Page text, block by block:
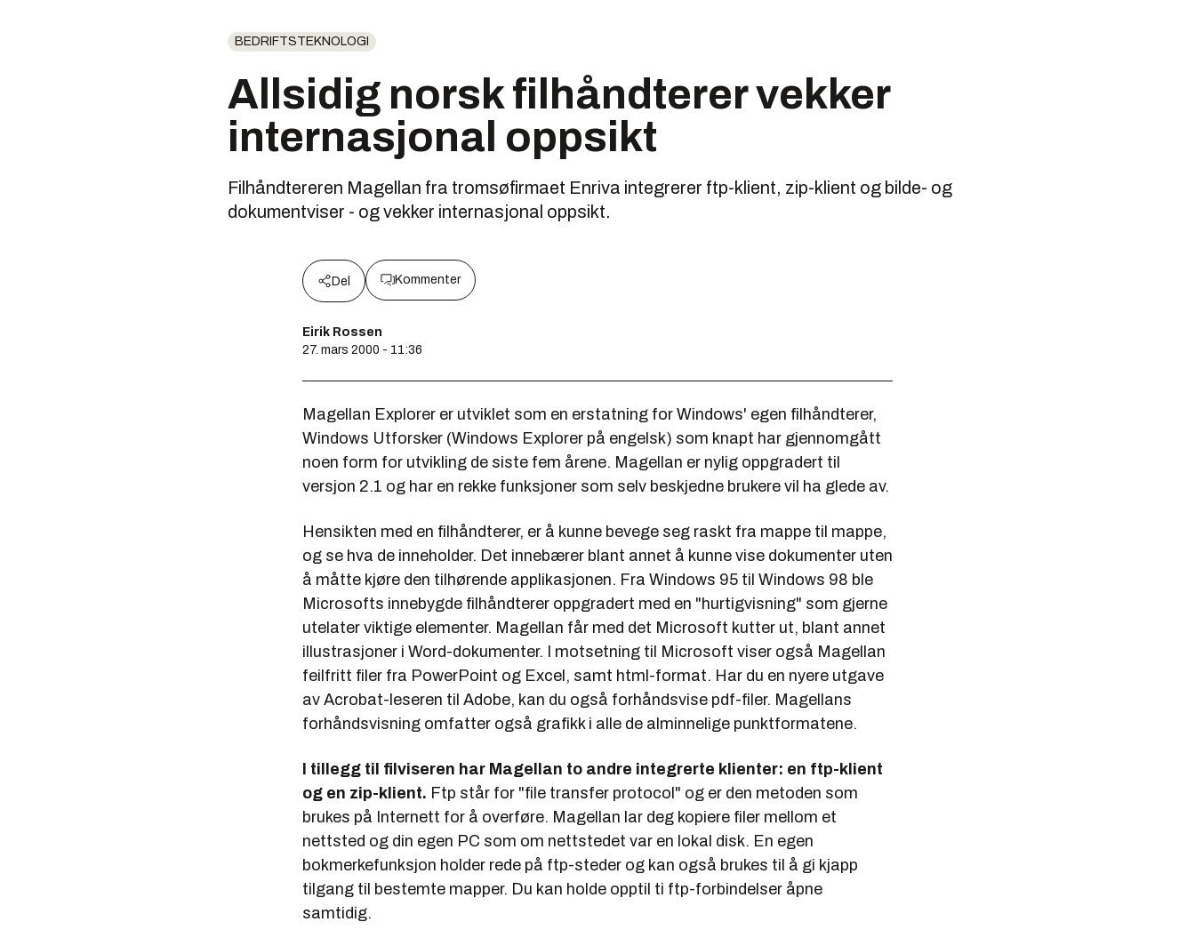
BEDRIFTSTEKNOLOGI
Allsidig norsk filhåndterer vekker
internasjonal oppsikt
Filhåndtereren Magellan fra tromsøfirmaet Enriva integrerer ftp-klient, zip-klient og bilde- og
dokumentviser - og vekker internasjonal oppsikt.
Del Kommenter
Eirik Rossen
27. mars 2000 - 11:36
Magellan Explorer er utviklet som en erstatning for Windows' egen filhåndterer,
Windows Utforsker (Windows Explorer på engelsk) som knapt har gjennomgått
noen form for utvikling de siste fem årene. Magellan er nylig oppgradert til
versjon 2.1 og har en rekke funksjoner som selv beskjedne brukere vil ha glede av.
Hensikten med en filhåndterer, er å kunne bevege seg raskt fra mappe til mappe,
og se hva de inneholder. Det innebærer blant annet å kunne vise dokumenter uten
å måtte kjøre den tilhørende applikasjonen. Fra Windows 95 til Windows 98 ble
Microsofts innebygde filhåndterer oppgradert med en "hurtigvisning" som gjerne
utelater viktige elementer. Magellan får med det Microsoft kutter ut, blant annet
illustrasjoner i Word-dokumenter. I motsetning til Microsoft viser også Magellan
feilfritt filer fra PowerPoint og Excel, samt html-format. Har du en nyere utgave
av Acrobat-leseren til Adobe, kan du også forhåndsvise pdf-filer. Magellans
forhåndsvisning omfatter også grafikk i alle de alminnelige punktformatene.
I tillegg til filviseren har Magellan to andre integrerte klienter: en ftp-klient
og en zip-klient. Ftp står for "file transfer protocol" og er den metoden som
brukes på Internett for å overføre. Magellan lar deg kopiere filer mellom et
nettsted og din egen PC som om nettstedet var en lokal disk. En egen
bokmerkefunksjon holder rede på ftp-steder og kan også brukes til å gi kjapp
tilgang til bestemte mapper. Du kan holde opptil ti ftp-forbindelser åpne
samtidig.